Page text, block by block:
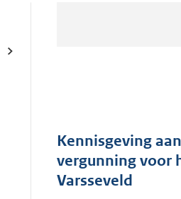
Kennisgeving
vergunning voor
Varsseveld